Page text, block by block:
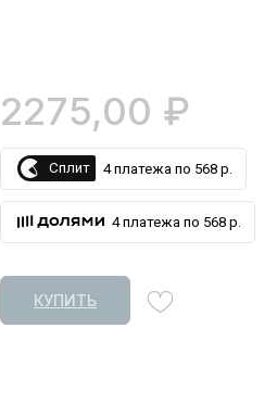
2275,00 ₽
Сплит 4 платежа по 568 р.
4 платежа по 568 р.
КУПИТЬ